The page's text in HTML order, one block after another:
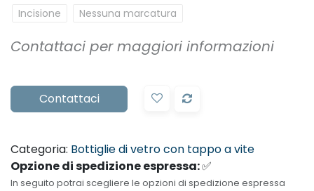
Incisione
Nessuna marcatura
Contattaci per maggiori informazioni
Contattaci
Categoria: Bottiglie di vetro con tappo a vite
Opzione di spedizione espressa:✅
In seguito potrai scegliere le opzioni di spedizione espressa